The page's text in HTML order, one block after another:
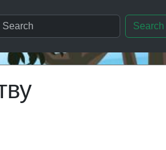
Search